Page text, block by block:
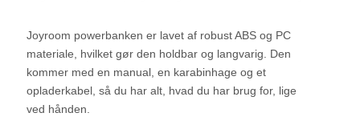
Joyroom powerbanken er lavet af robust ABS og PC
materiale, hvilket gør den holdbar og langvarig. Den
kommer med en manual, en karabinhage og et
opladerkabel, så du har alt, hvad du har brug for, lige
ved hånden.